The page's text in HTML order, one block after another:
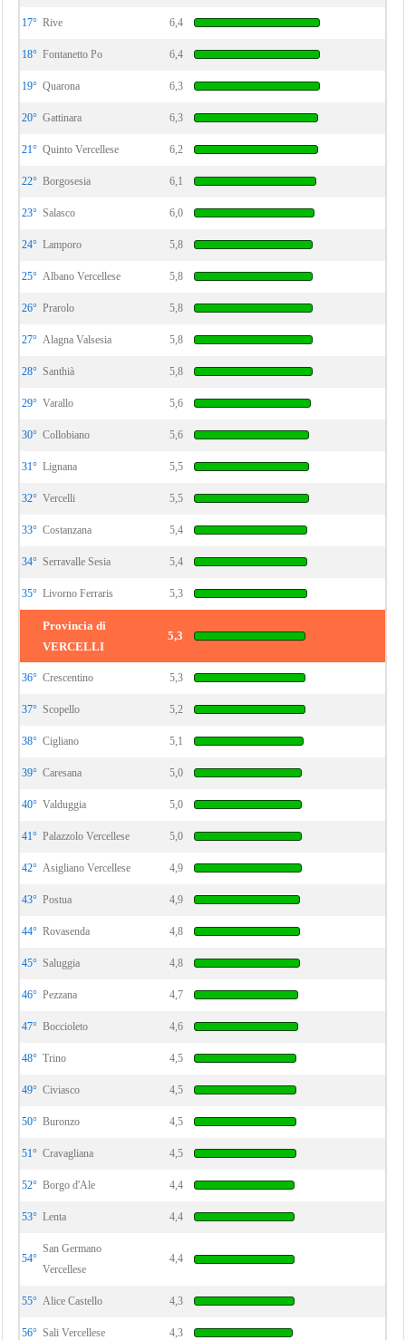
17° Rive 6,4
18° Fontanetto Po 6,4
19° Quarona 6,3
20° Gattinara 6,3
21° Quinto Vercellese 6,2
22° Borgosesia 6,1
23° Salasco 6,0
24° Lamporo 5,8
25° Albano Vercellese 5,8
26° Prarolo 5,8
27° Alagna Valsesia 5,8
28° Santhià 5,8
29° Varallo 5,6
30° Collobiano 5,6
31° Lignana 5,5
32° Vercelli 5,5
33° Costanzana 5,4
34° Serravalle Sesia 5,4
35° Livorno Ferraris 5,3
Provincia di
VERCELLI
5,3
36° Crescentino 5,3
37° Scopello 5,2
38° Cigliano 5,1
39° Caresana 5,0
40° Valduggia 5,0
41° Palazzolo Vercellese 5,0
42° Asigliano Vercellese 4,9
43° Postua 4,9
44° Rovasenda 4,8
45° Saluggia 4,8
46° Pezzana 4,7
47° Boccioleto 4,6
48° Trino 4,5
49° Civiasco 4,5
50° Buronzo 4,5
51° Cravagliana 4,5
52° Borgo d'Ale 4,4
53° Lenta 4,4
54°
San Germano
Vercellese
4,4
55° Alice Castello 4,3
56° Sali Vercellese 4,3